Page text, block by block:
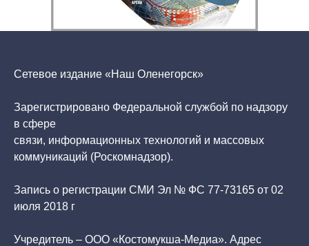
Сетевое издание «Наш Оленегорск»
Зарегистрировано Федеральной службой по надзору
в сфере
связи, информационных технологий и массовых
коммуникаций (Роскомнадзор).
Запись о регистрации СМИ Эл № ФС 77-73165 от 02
июля 2018 г
Учредитель – ООО «Костомукша-Медиа». Адрес